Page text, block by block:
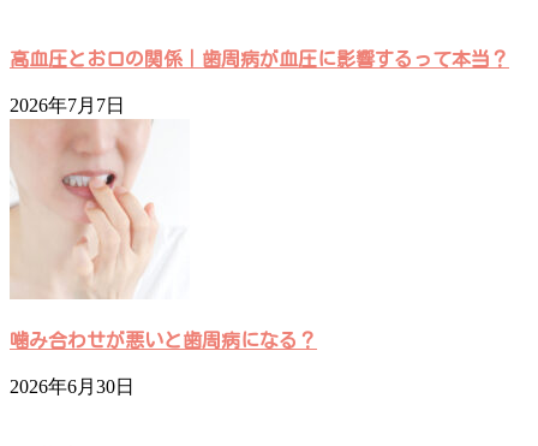
高血圧とお口の関係｜歯周病が血圧に影響するって本当？
2026年7月7日
噛み合わせが悪いと歯周病になる？
2026年6月30日